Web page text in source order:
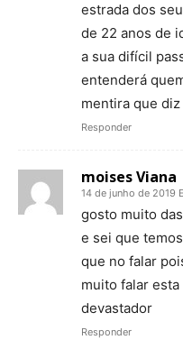
estrada dos
de 22 anos de
a sua difícil
entenderá
mentira que diz
Responder
moises Viana
14 de junho de 2019
gosto muito
e sei que
que no falar
muito falar
devastador
Responder